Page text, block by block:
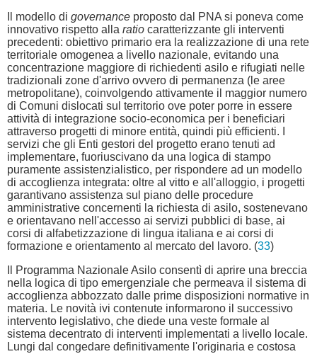
Il modello di governance proposto dal PNA si poneva come
innovativo rispetto alla ratio caratterizzante gli interventi
precedenti: obiettivo primario era la realizzazione di una rete
territoriale omogenea a livello nazionale, evitando una
concentrazione maggiore di richiedenti asilo e rifugiati nelle
tradizionali zone d'arrivo ovvero di permanenza (le aree
metropolitane), coinvolgendo attivamente il maggior numero
di Comuni dislocati sul territorio ove poter porre in essere
attività di integrazione socio-economica per i beneficiari
attraverso progetti di minore entità, quindi più efficienti. I
servizi che gli Enti gestori del progetto erano tenuti ad
implementare, fuoriuscivano da una logica di stampo
puramente assistenzialistico, per rispondere ad un modello
di accoglienza integrata: oltre al vitto e all'alloggio, i progetti
garantivano assistenza sul piano delle procedure
amministrative concernenti la richiesta di asilo, sostenevano
e orientavano nell'accesso ai servizi pubblici di base, ai
corsi di alfabetizzazione di lingua italiana e ai corsi di
formazione e orientamento al mercato del lavoro. (33)
Il Programma Nazionale Asilo consentì di aprire una breccia
nella logica di tipo emergenziale che permeava il sistema di
accoglienza abbozzato dalle prime disposizioni normative in
materia. Le novità ivi contenute informarono il successivo
intervento legislativo, che diede una veste formale al
sistema decentrato di interventi implementati a livello locale.
Lungi dal congedare definitivamente l'originaria e costosa